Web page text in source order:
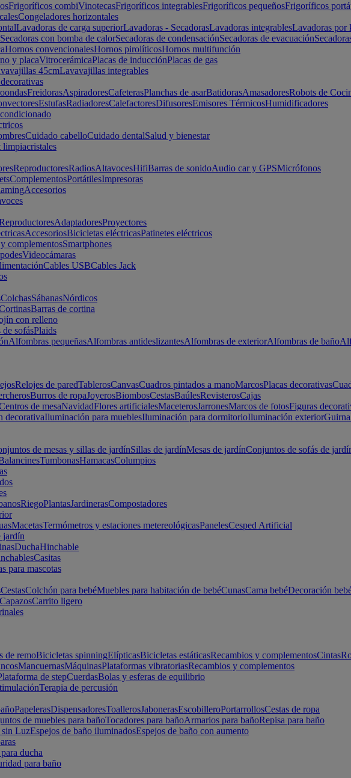
Frigoríficos combiVinotecasFrigoríficos integrablesFrigoríficos pequeñosFrigoríficos
Congeladores horizontales
Lavadoras de carga superiorLavadoras - SecadorasLavadoras integrablesLavadoras por
Secadoras con bomba de calorSecadoras de condensaciónSecadoras de evacuación
Hornos convencionalesHornos pirolíticosHornos multifunción
y placaVitrocerámicaPlacas de inducciónPlacas de gas
45cmLavavajillas integrables
FreidorasAspiradoresCafeterasPlanchas de asarBatidorasAmasadoresRobots de
EstufasRadiadoresCalefactoresDifusoresEmisores TérmicosHumidificadores
Cuidado cabelloCuidado dentalSalud y bienestar
limpiacristales
ReproductoresRadiosAltavocesHifiBarras de sonidoAudio car y GPSMicrófonos
ComplementosPortátilesImpresoras
Accesorios
AdaptadoresProyectores
AccesoriosBicicletas eléctricasPatinetes eléctricos
complementosSmartphones
Videocámaras
Cables USBCables Jack
ColchasSábanasNórdicos
Barras de cortina
con relleno
de sofásPlaids
Alfombras pequeñasAlfombras antideslizantesAlfombras de exteriorAlfombras de baño
Relojes de paredTablerosCanvasCuadros pintados a manoMarcosPlacas decorativas
Burros de ropaJoyerosBiombosCestasBaúlesRevisterosCajas
de mesaNavidadFlores artificialesMaceterosJarronesMarcos de fotosFiguras
decorativaIluminación para mueblesIluminación para dormitorioIluminación exterior
de mesas y sillas de jardínSillas de jardínMesas de jardínConjuntos de sofás de
TumbonasHamacasColumpios
RiegoPlantasJardinerasCompostadores
MacetasTermómetros y estaciones metereológicasPanelesCesped Artificial
jardín
DuchaHinchable
Casitas
para mascotas
CestasColchón para bebéMuebles para habitación de bebéCunasCama bebéDecoración
CapazosCarrito ligero
de remoBicicletas spinningElípticasBicicletas estáticasRecambios y complementosCintas
MancuernasMáquinasPlataformas vibratoriasRecambios y complementos
de stepCuerdasBolas y esferas de equilibrio
Terapia de percusión
PapelerasDispensadoresToallerosJabonerasEscobilleroPortarrollosCestas de ropa
de muebles para bañoTocadores para bañoArmarios para bañoRepisa para baño
sin LuzEspejos de baño iluminadosEspejos de baño con aumento
ducha
para baño